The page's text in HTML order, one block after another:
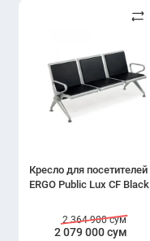
Кресло для посетителей
ERGO Public Lux CF Black
2 079 000 сум
2 364 900 сум